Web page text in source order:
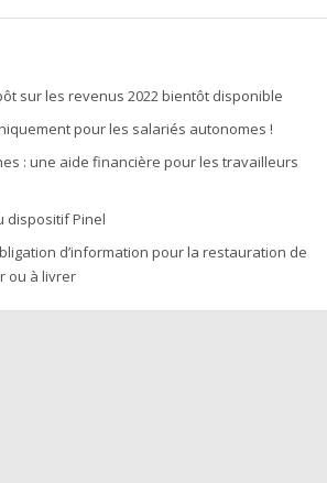
sur les revenus 2022 bientôt disponible
pour les salariés autonomes !
: une aide financière pour les travailleurs
dispositif Pinel
d’information pour la restauration de
ou à livrer